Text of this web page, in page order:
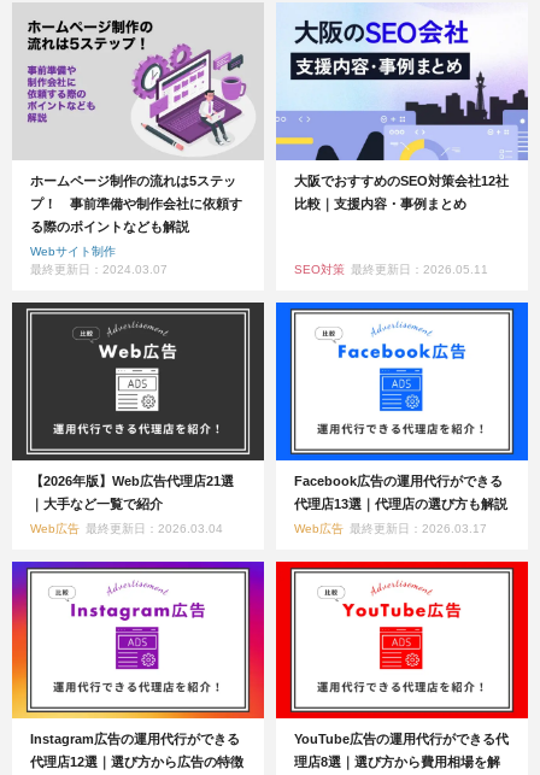
ホームページ制作の流れは5ステッ
プ！ 事前準備や制作会社に依頼す
る際のポイントなども解説
Webサイト制作
最終更新日：2024.03.07
大阪でおすすめのSEO対策会社12社
比較｜支援内容・事例まとめ
SEO対策 最終更新日：2026.05.11
【2026年版】Web広告代理店21選
｜大手など一覧で紹介
Web広告 最終更新日：2026.03.04
Facebook広告の運用代行ができる
代理店13選｜代理店の選び方も解説
Web広告 最終更新日：2026.03.17
Instagram広告の運用代行ができる
代理店12選｜選び方から広告の特徴
YouTube広告の運用代行ができる代
理店8選｜選び方から費用相場を解